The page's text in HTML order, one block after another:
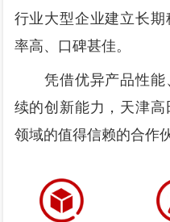
行业大型企业建立长
率高、口碑甚佳。
凭借优异产品性能
续的创新能力，天津
领域的值得信赖的合作